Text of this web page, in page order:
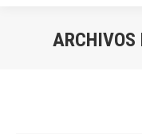
ARCHIVOS